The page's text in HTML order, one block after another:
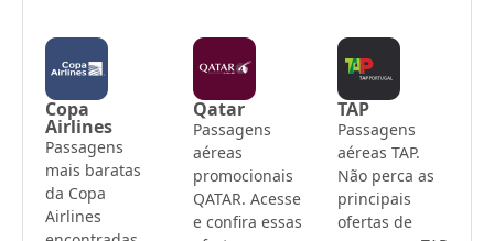
Copa
Airlines
Passagens
mais baratas
da Copa
Airlines
Qatar
Passagens
aéreas
promocionais
QATAR. Acesse
e confira essas
TAP
Passagens
aéreas TAP.
Não perca as
principais
ofertas de